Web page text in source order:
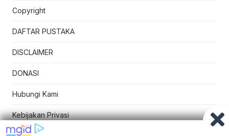
Copyright
DAFTAR PUSTAKA
DISCLAIMER
DONASI
Hubungi Kami
Kebijakan Privasi